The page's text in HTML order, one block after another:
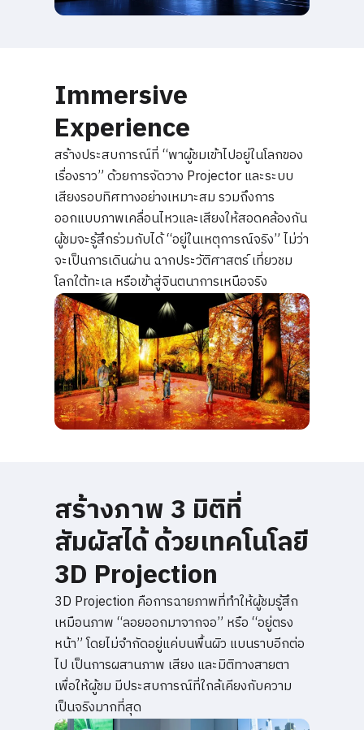
Immersive
Experience
สร้างประสบการณ์ที่ “พาผู้ชมเข้าไปอยู่ในโลกของ
เรื่องราว” ด้วยการจัดวาง Projector และระบบ
เสียงรอบทิศทางอย่างเหมาะสม รวมถึงการ
ออกแบบภาพเคลื่อนไหวและเสียงให้สอดคล้องกัน
ผู้ชมจะรู้สึกร่วมกับได้ “อยู่ในเหตุการณ์จริง” ไม่ว่า
จะเป็นการเดินผ่าน ฉากประวัติศาสตร์ เที่ยวชม
โลกใต้ทะเล หรือเข้าสู่จินตนาการเหนือจริง
สร้างภาพ 3 มิติที่
สัมผัสได้ ด้วยเทคโนโลยี
3D Projection
3D Projection คือการฉายภาพที่ทำให้ผู้ชมรู้สึก
เหมือนภาพ “ลอยออกมาจากจอ” หรือ “อยู่ตรง
หน้า” โดยไม่จำกัดอยู่แค่บนพื้นผิว แบนราบอีกต่อ
ไป เป็นการผสานภาพ เสียง และมิติทางสายตา
เพื่อให้ผู้ชม มีประสบการณ์ที่ใกล้เคียงกับความ
เป็นจริงมากที่สุด